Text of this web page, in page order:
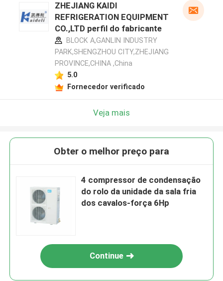
ZHEJIANG KAIDI
REFRIGERATION EQUIPMENT
CO.,LTD perfil do fabricante
BLOCK A,GANLIN INDUSTRY
PARK,SHENGZHOU CITY,ZHEJIANG
PROVINCE,CHINA ,China
5.0
Fornecedor verificado
Veja mais
Obter o melhor preço para
4 compressor de condensação
do rolo da unidade da sala fria
dos cavalos-força 6Hp
Continue